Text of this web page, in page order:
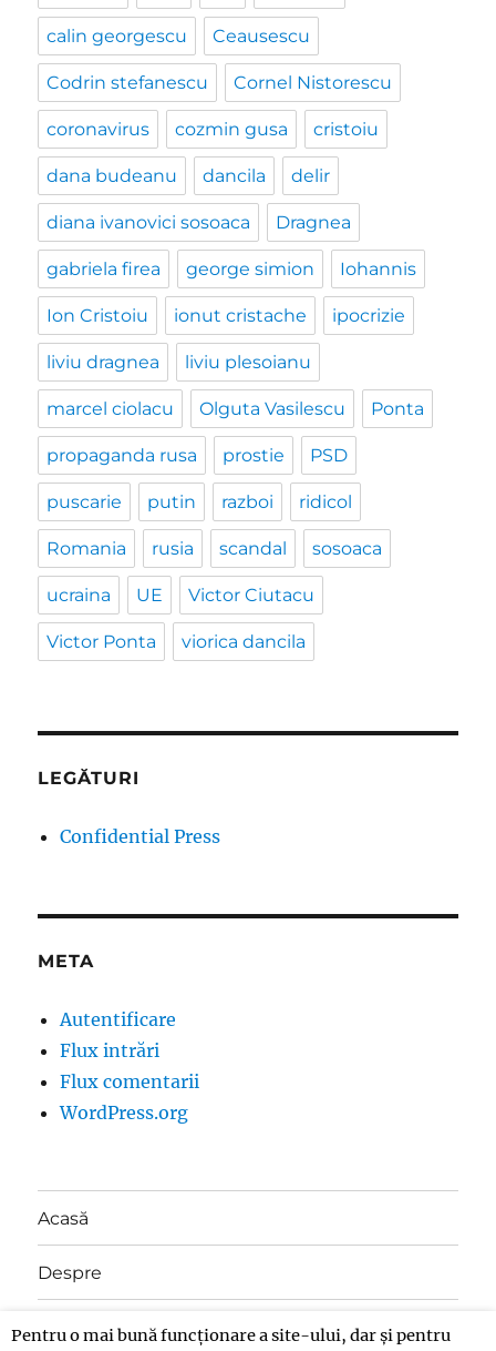
calin georgescu Ceausescu
Codrin stefanescu Cornel Nistorescu
coronavirus cozmin gusa cristoiu
dana budeanu dancila delir
diana ivanovici sosoaca Dragnea
gabriela firea george simion Iohannis
Ion Cristoiu ionut cristache ipocrizie
liviu dragnea liviu plesoianu
marcel ciolacu Olguta Vasilescu Ponta
propaganda rusa prostie PSD
puscarie putin razboi ridicol
Romania rusia scandal sosoaca
ucraina UE Victor Ciutacu
Victor Ponta viorica dancila
LEGĂTURI
Confidential Press
META
Autentificare
Flux intrări
Flux comentarii
WordPress.org
Acasă
Despre
Contact
Pentru o mai bună funcționare a site-ului, dar și pentru